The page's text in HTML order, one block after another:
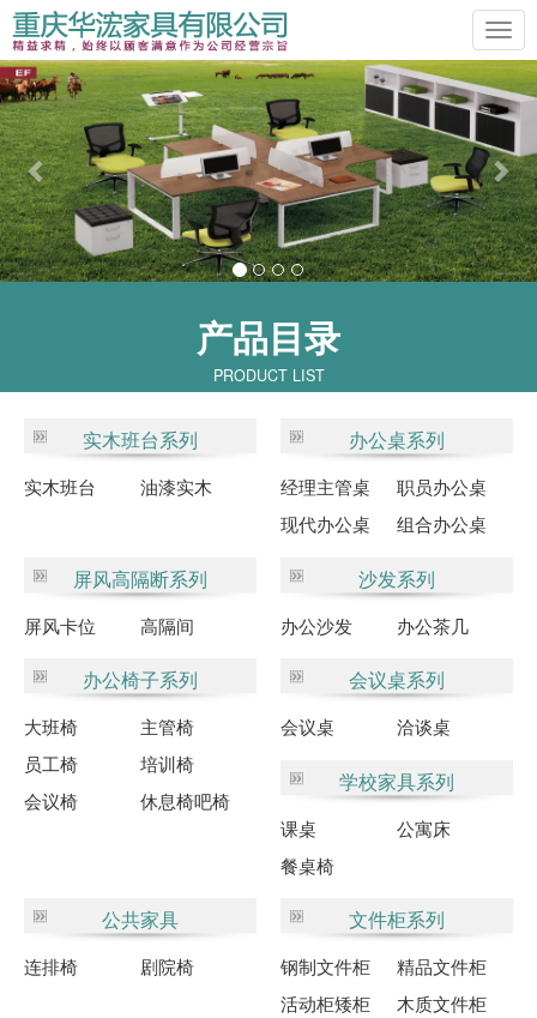
Previous
产品目录
PRODUCT LIST
实木班台系列
实木班台 油漆实木
办公桌系列
经理主管桌
职员办公桌
现代办公桌
组合办公桌
屏风高隔断系列
屏风卡位 高隔间
沙发系列
办公沙发 办公茶几
办公椅子系列
大班椅
主管椅
员工椅
培训椅
会议椅
休息椅吧椅
会议桌系列
会议桌 洽谈桌
学校家具系列
课桌
公寓床
餐桌椅
公共家具
连排椅 剧院椅
文件柜系列
钢制文件柜
精品文件柜
活动柜矮柜
木质文件柜